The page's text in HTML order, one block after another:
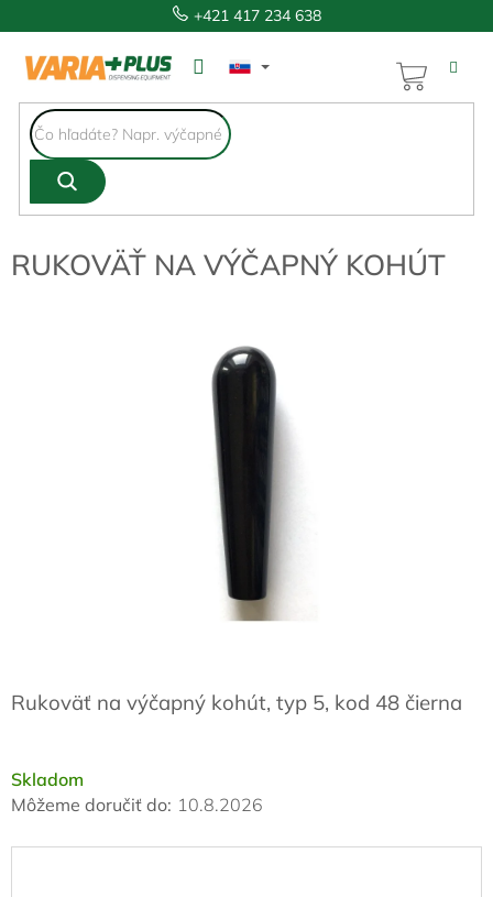
na
obsah
+421 417 234 638
KOŠÍK
RUKOVÄŤ NA VÝČAPNÝ KOHÚT
Skladom
Môžeme doručiť do: 10.8.2026
Rukoväť na výčapný kohút, typ 5, kod 48 čierna